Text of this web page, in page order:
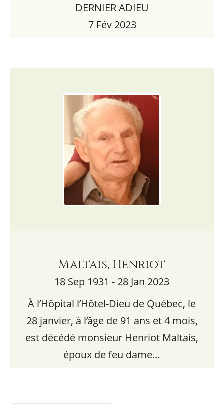
DERNIER ADIEU
7 Fév 2023
Maltais, Henriot
18 Sep 1931 - 28 Jan 2023
À l’Hôpital l’Hôtel-Dieu de Québec, le
28 janvier, à l’âge de 91 ans et 4 mois,
est décédé monsieur Henriot Maltais,
époux de feu dame…